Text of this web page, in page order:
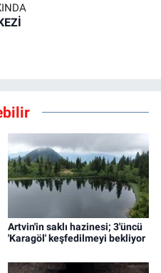
Artvin'in saklı hazinesi; 3'üncü
'Karagöl' keşfedilmeyi bekliyor